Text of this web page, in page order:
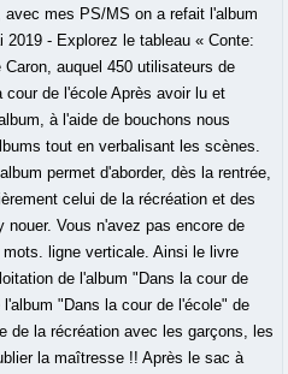
mes PS/MS on a refait l'album
- Explorez le tableau « Conte:
auquel 450 utilisateurs de
de l'école Après avoir lu et
à l'aide de bouchons nous
tout en verbalisant les scènes.
permet d'aborder, dès la rentrée,
celui de la récréation et des
Vous n'avez pas encore de
ligne verticale. Ainsi le livre
de l'album "Dans la cour de
"Dans la cour de l'école" de
de la récréation avec les garçons, les
la maîtresse !! Après le sac à